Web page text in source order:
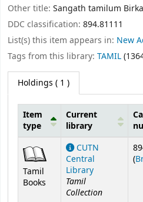
Other title: Sangath tamilum
DDC classification: 894.81111
List(s) this item appears in: New
Tags from this library: TAMIL
Holdings ( 1 )
Item
type
Current
library
Tamil
Books
CUTN
Central
Library
Tamil
Collection
(